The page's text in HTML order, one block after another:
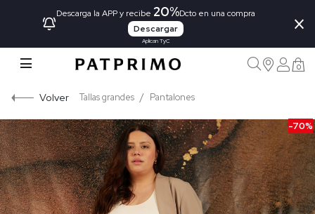
Descarga la APP y recibe 20%Dcto en una compra
Descargar
Aplican TyC
×
0
Volver Tallas grandes Pantalones
-70%